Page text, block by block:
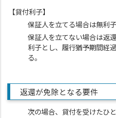
【貸付利子】
保証人を立てる場合は無利子
保証人を立てない場合は返
利子とし、履行猶予期間経
る。
返還が免除となる要件
次の場合、貸付を受けたひ